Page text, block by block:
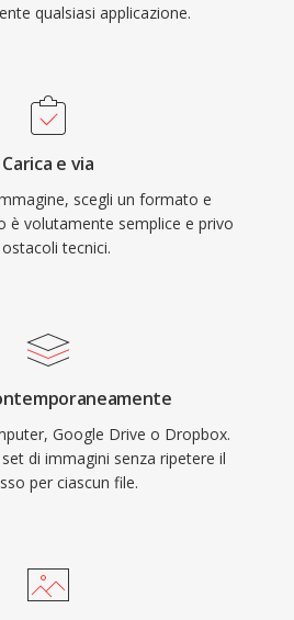
qualsiasi applicazione.
Carica e via
scegli un formato e
è volutamente semplice e privo
tecnici.
Google Drive o Dropbox.
di immagini senza ripetere il
per ciascun file.